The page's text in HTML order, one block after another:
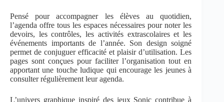
Pensé pour accompagner les élèves au quotidien,
l’agenda offre tous les espaces nécessaires pour noter les
devoirs, les contrôles, les activités extrascolaires et les
événements importants de l’année. Son design soigné
permet de conjuguer efficacité et plaisir d’utilisation. Les
pages sont conçues pour faciliter l’organisation tout en
apportant une touche ludique qui encourage les jeunes à
consulter régulièrement leur agenda.
L’univers graphique inspiré des jeux Sonic contribue à